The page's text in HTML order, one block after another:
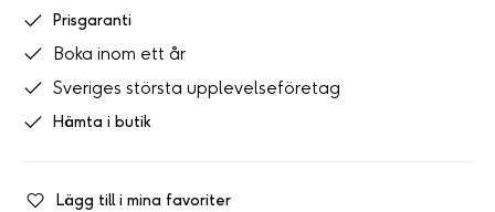
Prisgaranti
Boka inom ett år
Sveriges största upplevelseföretag
Hämta i butik
Lägg till i mina favoriter